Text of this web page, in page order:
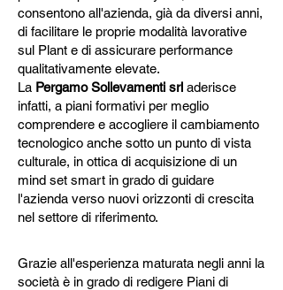
consentono all'azienda, già da diversi anni,
di facilitare le proprie modalità lavorative
sul Plant e di assicurare performance
qualitativamente elevate.
La Pergamo Sollevamenti srl aderisce
infatti, a piani formativi per meglio
comprendere e accogliere il cambiamento
tecnologico anche sotto un punto di vista
culturale, in ottica di acquisizione di un
mind set smart in grado di guidare
l'azienda verso nuovi orizzonti di crescita
nel settore di riferimento.
Grazie all'esperienza maturata negli anni la
società è in grado di redigere Piani di